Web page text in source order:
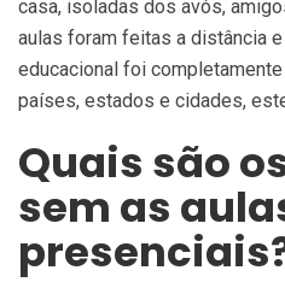
casa, isoladas dos avós,
aulas foram feitas a distância
educacional foi
países, estados e cidades,
Quais são
sem as